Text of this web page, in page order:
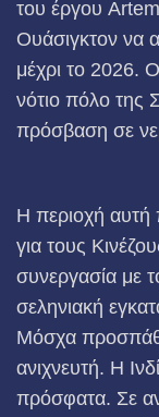
του έργου
Ουάσιγκτον να
μέχρι το 2026.
νότιο πόλο της
πρόσβαση σε
Η περιοχή αυτή
για τους
συνεργασία με
σεληνιακή
Μόσχα
ανιχνευτή. Η
πρόσφατα. Σε